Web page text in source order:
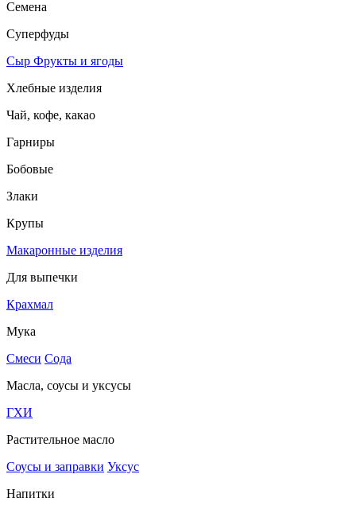
Семена
Суперфуды
Сыр Фрукты и ягоды
Хлебные изделия
Чай, кофе, какао
Гарниры
Бобовые
Злаки
Крупы
Макаронные изделия
Для выпечки
Крахмал
Мука
Смеси Сода
Масла, соусы и уксусы
ГХИ
Растительное масло
Соусы и заправки Уксус
Напитки